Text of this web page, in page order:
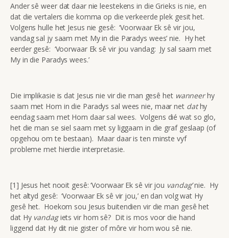
Ander sê weer dat daar nie leestekens in die Grieks is nie, en
dat die vertalers die komma op die verkeerde plek gesit het.
Volgens hulle het Jesus nie gesê: ‘Voorwaar Ek sê vir jou,
vandag sal jy saam met My in die Paradys wees’ nie. Hy het
eerder gesê: ‘Voorwaar Ek sê vir jou vandag: Jy sal saam met
My in die Paradys wees.’
Die implikasie is dat Jesus nie vir die man gesê het wanneerhy
saam met Hom in die Paradys sal wees nie, maar net dathy
eendag saam met Hom daar sal wees. Volgens dié wat so glo,
het die man se siel saam met sy liggaam in die graf geslaap (of
opgehou om te bestaan). Maar daar is ten minste vyf
probleme met hierdie interpretasie.
[1] Jesus het nooit gesê: ‘Voorwaar Ek sê vir jou vandag’nie. Hy
het altyd gesê: ‘Voorwaar Ek sê vir jou,’ en dan volg wat Hy
gesê het. Hoekom sou Jesus buitendien vir die man gesê het
dat Hy vandagiets vir hom sê? Dit is mos voor die hand
liggend dat Hy dit nie gister of môre vir hom wou sê nie.